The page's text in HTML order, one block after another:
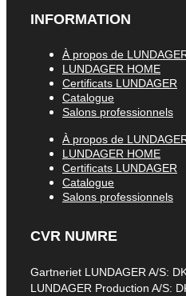
INFORMATION
À propos de
LUNDAGER HOME
Certificats LUNDAGER
Catalogue
Salons professionnels
À propos de
LUNDAGER HOME
Certificats LUNDAGER
Catalogue
Salons professionnels
CVR NUMRE
Gartneriet LUNDAGER A/S:
LUNDAGER Production A/S: